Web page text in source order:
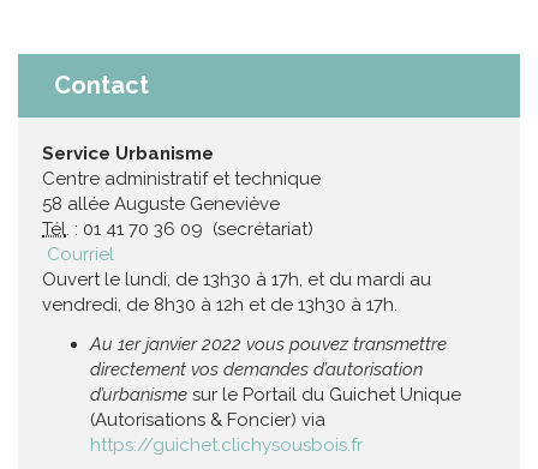
Contact
Service Urbanisme
Centre administratif et technique
58 allée Auguste Geneviève
Tél. : 01 41 70 36 09 (secrétariat)
Courriel
Ouvert le lundi, de 13h30 à 17h, et du mardi au
vendredi, de 8h30 à 12h et de 13h30 à 17h.
Au 1er janvier 2022 vous pouvez transmettre
directement vos demandes d’autorisation
d’urbanisme sur le Portail du Guichet Unique
(Autorisations & Foncier) via
https://guichet.clichysousbois.fr